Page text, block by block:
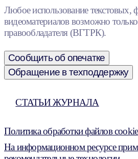
Любое использование текстовых,
видеоматериалов возможно только
правообладателя (ВГТРК).
Сообщить об опечатке
Обращение в техподдержку
СТАТЬИ ЖУРНАЛА
Политика обработки файлов cookie
На информационном ресурсе